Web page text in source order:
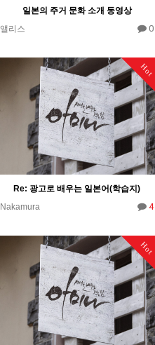
일본의 주거 문화 소개 동영상
앨리스
0
Hot
Re: 광고로 배우는 일본어(학습지)
Nakamura
4
Hot